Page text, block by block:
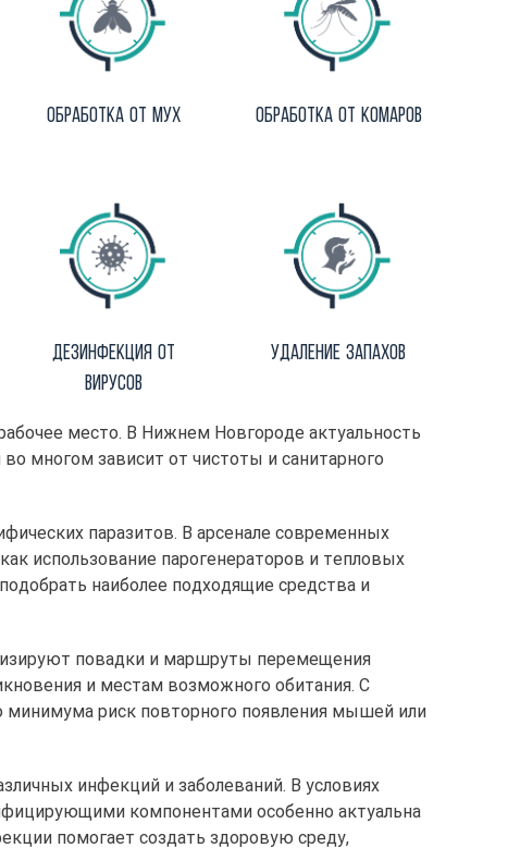
Обработка от мух Обработка от комаров
Дезинфекция от
вирусов
Удаление запахов
место. В Нижнем Новгороде актуальность
многом зависит от чистоты и санитарного
паразитов. В арсенале современных
использование парогенераторов и тепловых
наиболее подходящие средства и
повадки и маршруты перемещения
и местам возможного обитания. С
риск повторного появления мышей или
инфекций и заболеваний. В условиях
компонентами особенно актуальна
помогает создать здоровую среду,